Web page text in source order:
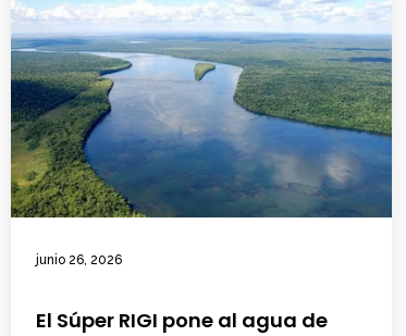
junio 26, 2026
El Súper RIGI pone al agua de